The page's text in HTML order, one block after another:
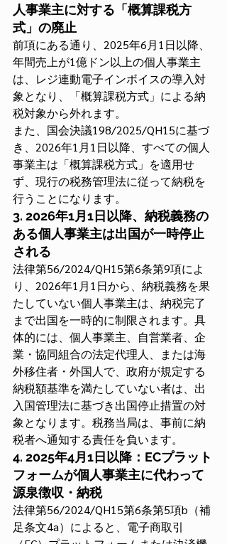
人事業主に対する「概算課税方
式」の廃止
前項にある通り、2025年6月1日以降、
年間売上が1億ドン以上の個人事業主
は、レジ連動電子インボイスの導入対
象となり、「概算課税方式」による納
税対象から外れます。
また、国会決議198/2025/QH15に基づ
き、2026年1月1日以降、すべての個人
事業主は「概算課税方式」を適用せ
ず、現行の税務管理法に従って納税を
行うことになります。
3. 2026年1月1日以降、納税義務の
ある個人事業主は出国が一時停止
される
法律第56/2024/QH15第6条第9項によ
り、2026年1月1日から、納税義務を果
たしていない個人事業主は、納税完了
まで出国を一時的に制限されます。具
体的には、個人事業主、自営業者、企
業・協同組合の法定代理人、または海
外移住者・外国人で、政府が規定する
納税額基準を満たしていない者は、出
入国管理法に基づき出国停止措置の対
象となります。税務当局は、事前に納
税者へ通知する責任を負います。
4. 2025年4月1日以降：ECプラット
フォームが個人事業主に代わって
源泉徴収・納税
法律第56/2024/QH15第6条第5項b（補
足条文4a）によると、電子商取引